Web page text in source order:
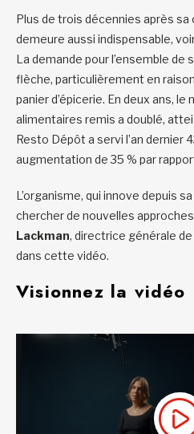
Plus de trois décennies après sa
demeure aussi indispensable,
La demande pour l’ensemble
flèche, particulièrement en
panier d’épicerie. En deux ans, le
alimentaires remis a doublé,
Resto Dépôt a servi l’an dernier
augmentation de 35 % par
L’organisme, qui innove depuis
chercher de nouvelles
Lackman, directrice générale de
dans cette vidéo.
Visionnez la vidéo